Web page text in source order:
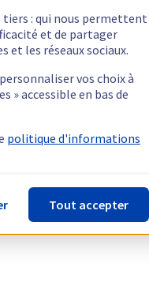
tiers : qui nous permettent
et de partager
et les réseaux sociaux.
vos choix à
» accessible en bas de
politique d'informations
Tout accepter